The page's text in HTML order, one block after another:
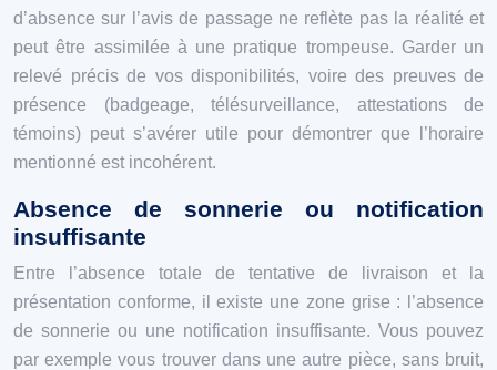
d’absence sur l’avis de passage ne reflète pas la réalité et
peut être assimilée à une pratique trompeuse. Garder un
relevé précis de vos disponibilités, voire des preuves de
présence (badgeage, télésurveillance, attestations de
témoins) peut s’avérer utile pour démontrer que l’horaire
mentionné est incohérent.
Absence de sonnerie ou notification
insuffisante
Entre l’absence totale de tentative de livraison et la
présentation conforme, il existe une zone grise : l’absence
de sonnerie ou une notification insuffisante. Vous pouvez
par exemple vous trouver dans une autre pièce, sans bruit,